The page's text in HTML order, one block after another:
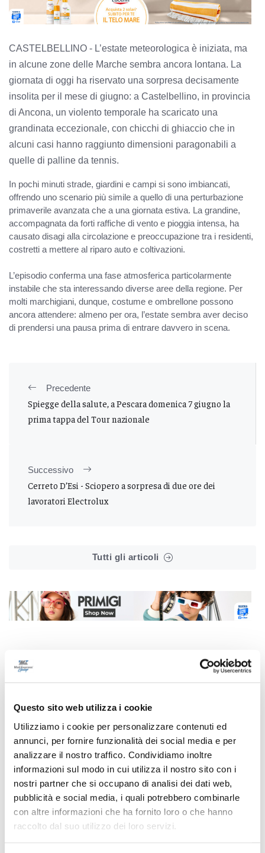
Questo sito web utilizza i cookie
Utilizziamo i cookie per personalizzare contenuti ed
annunci, per fornire funzionalità dei social media e per
analizzare il nostro traffico. Condividiamo inoltre
informazioni sul modo in cui utilizza il nostro sito con i
nostri partner che si occupano di analisi dei dati web,
pubblicità e social media, i quali potrebbero combinarle
con altre informazioni che ha fornito loro o che hanno
raccolto dal suo utilizzo dei loro servizi.
CASTELBELLINO - L’estate meteorologica è iniziata, ma
in alcune zone delle Marche sembra ancora lontana. La
giornata di oggi ha riservato una sorpresa decisamente
insolita per il mese di giugno: a Castelbellino, in provincia
di Ancona, un violento temporale ha scaricato una
grandinata eccezionale, con chicchi di ghiaccio che in
alcuni casi hanno raggiunto dimensioni paragonabili a
quelle di palline da tennis.
In pochi minuti strade, giardini e campi si sono imbiancati,
offrendo uno scenario più simile a quello di una perturbazione
primaverile avanzata che a una giornata estiva. La grandine,
accompagnata da forti raffiche di vento e pioggia intensa, ha
causato disagi alla circolazione e preoccupazione tra i residenti,
costretti a mettere al riparo auto e coltivazioni.
L’episodio conferma una fase atmosferica particolarmente
instabile che sta interessando diverse aree della regione. Per
molti marchigiani, dunque, costume e ombrellone possono
ancora attendere: almeno per ora, l’estate sembra aver deciso
di prendersi una pausa prima di entrare davvero in scena.
Precedente
Spiegge della salute, a Pescara domenica 7 giugno la
prima tappa del Tour nazionale
Successivo
Cerreto D’Esi - Sciopero a sorpresa di due ore dei
lavoratori Electrolux
Tutti gli articoli
Correlati